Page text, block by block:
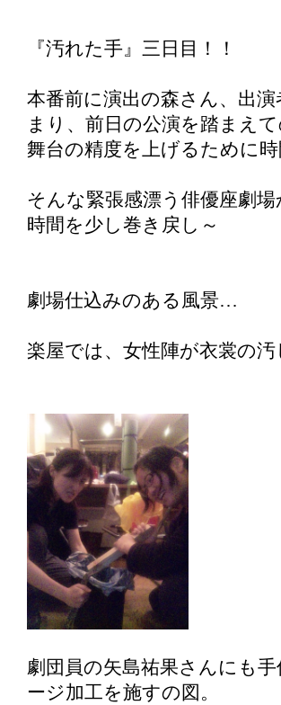
『汚れた手』三日目！！
本番前に演出の森さん、出
まり、前日の公演を踏まえて
舞台の精度を上げるために
そんな緊張感漂う俳優座劇場
時間を少し巻き戻し～
劇場仕込みのある風景…
楽屋では、女性陣が衣裳の汚
劇団員の矢島祐果さんにも
ージ加工を施すの図。